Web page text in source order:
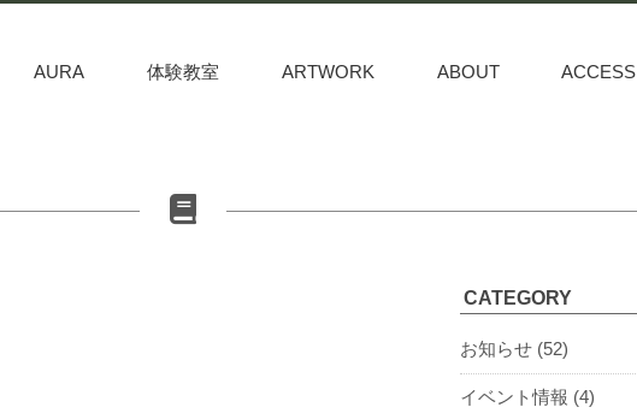
AURA 体験教室 ARTWORK ABOUT ACCESS
CATEGORY
お知らせ (52)
イベント情報 (4)